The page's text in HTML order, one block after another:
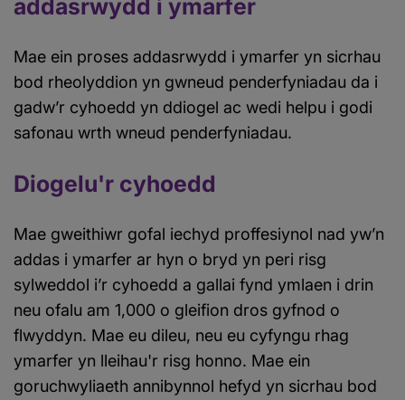
addasrwydd i ymarfer
Mae ein proses addasrwydd i ymarfer yn sicrhau
bod rheolyddion yn gwneud penderfyniadau da i
gadw’r cyhoedd yn ddiogel ac wedi helpu i godi
safonau wrth wneud penderfyniadau.
Diogelu'r cyhoedd
Mae gweithiwr gofal iechyd proffesiynol nad yw’n
addas i ymarfer ar hyn o bryd yn peri risg
sylweddol i’r cyhoedd a gallai fynd ymlaen i drin
neu ofalu am 1,000 o gleifion dros gyfnod o
flwyddyn. Mae eu dileu, neu eu cyfyngu rhag
ymarfer yn lleihau'r risg honno. Mae ein
goruchwyliaeth annibynnol hefyd yn sicrhau bod